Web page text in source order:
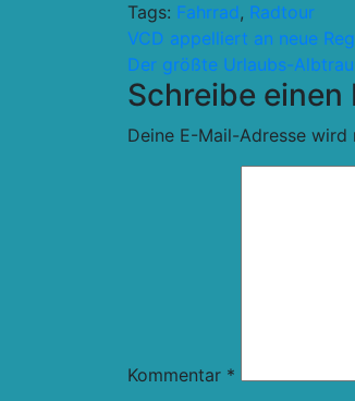
Tags: Fahrrad, Radtour
VCD appelliert an neue
Der größte Urlaubs-
Schreibe einen
Deine E-Mail-Adresse
Kommentar *